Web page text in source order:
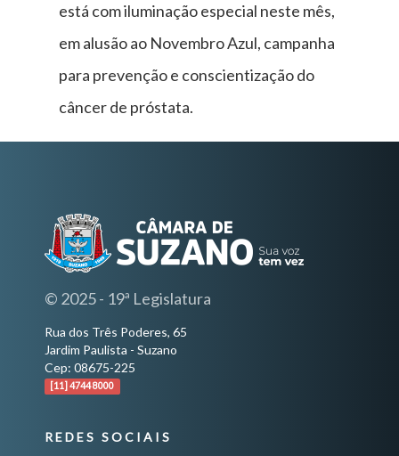
está com iluminação especial neste mês,
em alusão ao Novembro Azul, campanha
para prevenção e conscientização do
câncer de próstata.
© 2025 - 19ª Legislatura
Rua dos Três Poderes, 65
Jardim Paulista - Suzano
Cep: 08675-225
[11] 4744 8000
REDES SOCIAIS